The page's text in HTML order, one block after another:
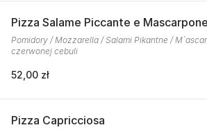
Pizza Salame Piccante e Mascarpone
Pomidory / Mozzarella / Salami Pikantne /
czerwonej cebuli
52,00 zł
Pizza Capricciosa